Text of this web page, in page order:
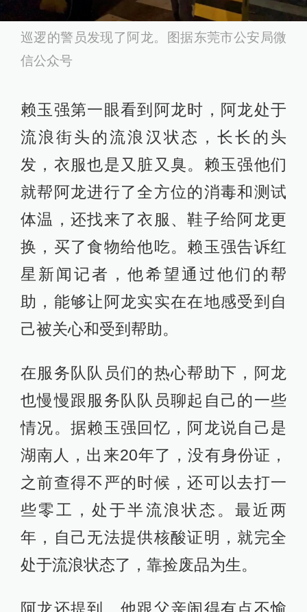
巡逻的警员发现了阿龙。图据东莞市公安局微
信公众号
赖玉强第一眼看到阿龙时，阿龙处于
流浪街头的流浪汉状态，长长的头
发，衣服也是又脏又臭。赖玉强他们
就帮阿龙进行了全方位的消毒和测试
体温，还找来了衣服、鞋子给阿龙更
换，买了食物给他吃。赖玉强告诉红
星新闻记者，他希望通过他们的帮
助，能够让阿龙实实在在地感受到自
己被关心和受到帮助。
在服务队队员们的热心帮助下，阿龙
也慢慢跟服务队队员聊起自己的一些
情况。据赖玉强回忆，阿龙说自己是
湖南人，出来20年了，没有身份证，
之前查得不严的时候，还可以去打一
些零工，处于半流浪状态。最近两
年，自己无法提供核酸证明，就完全
处于流浪状态了，靠捡废品为生。